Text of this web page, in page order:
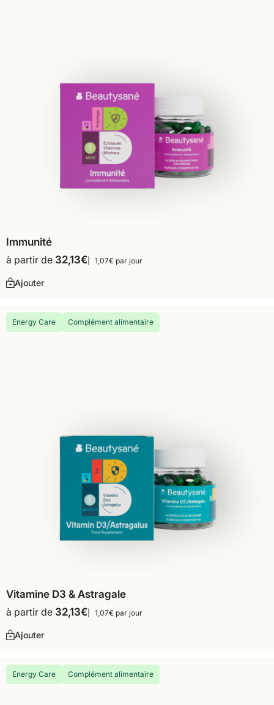
Immunité
à partir de 32,13€ 1,07€ par jour
Ajouter
Energy Care Complément alimentaire
Vitamine D3 & Astragale
à partir de 32,13€ 1,07€ par jour
Ajouter
Energy Care Complément alimentaire